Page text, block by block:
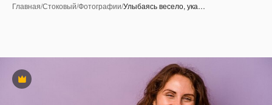
Главная/Стоковый/Фотографии/Улыбаясь весело, ука…
Премиум